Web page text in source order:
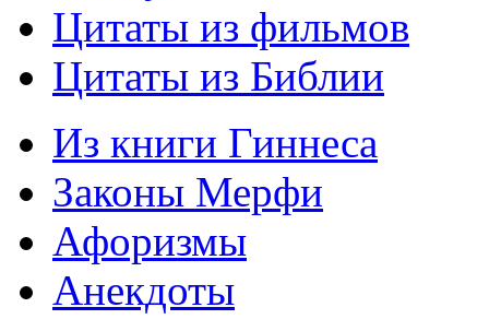
Цитаты из фильмов
Цитаты из Библии
Из книги Гиннеса
Законы Мерфи
Афоризмы
Анекдоты